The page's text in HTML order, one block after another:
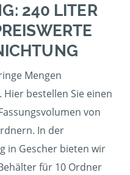
240 LITER
Mengen
bestellen Sie einen
von
In der
in Gescher bieten wir
für 10 Ordner